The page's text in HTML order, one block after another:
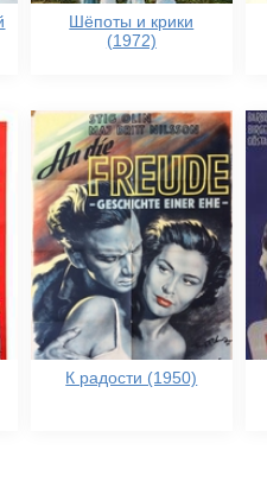
Шёпоты и крики
(1972)
К радости (1950)